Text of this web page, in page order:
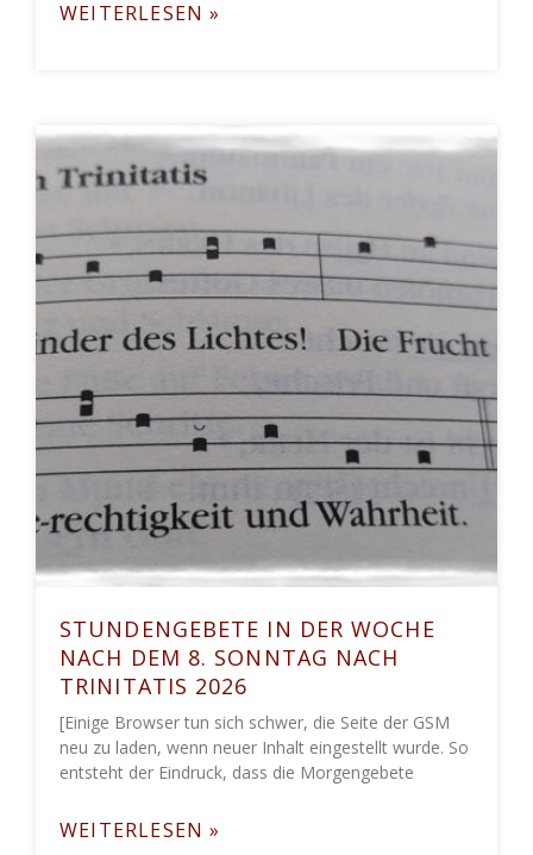
WEITERLESEN »
STUNDENGEBETE IN DER WOCHE
NACH DEM 8. SONNTAG NACH
TRINITATIS 2026
[Einige Browser tun sich schwer, die Seite der GSM
neu zu laden, wenn neuer Inhalt eingestellt wurde. So
entsteht der Eindruck, dass die Morgengebete
WEITERLESEN »